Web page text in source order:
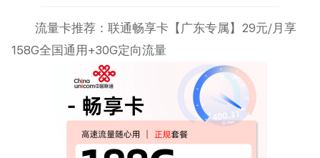
流量卡推荐：联通畅享卡【广东专属】29元/月享
158G全国通用+30G定向流量